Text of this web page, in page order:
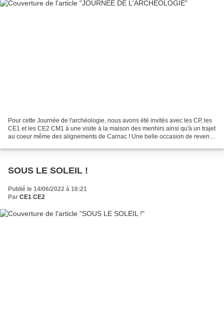
Pour cette Journée de l'archéologie, nous avons été invités avec les CP, les
CE1 et les CE2 CM1 à une visite à la maison des menhirs ainsi qu'à un trajet
au coeur même des alignements de Carnac ! Une belle occasion de revenir
SOUS LE SOLEIL !
Publié le 14/06/2022 à 16:21
Par CE1 CE2